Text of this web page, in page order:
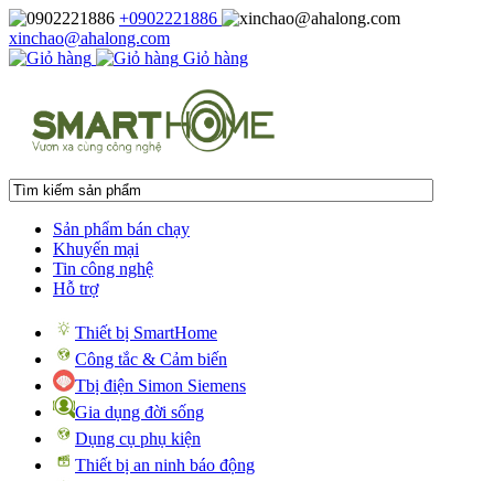
+0902221886
xinchao@ahalong.com
Giỏ hàng
Sản phẩm bán chạy
Khuyến mại
Tin công nghệ
Hỗ trợ
Thiết bị SmartHome
Công tắc & Cảm biến
Tbị điện Simon Siemens
Gia dụng đời sống
Dụng cụ phụ kiện
Thiết bị an ninh báo động